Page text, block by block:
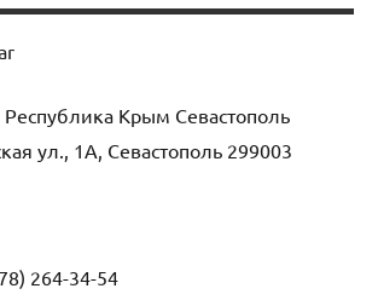
Республика Крым Севастополь
ул., 1А, Севастополь 299003
264-34-54